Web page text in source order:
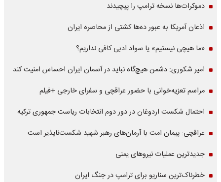
دموکرات‌ها نسخه ترامپ را پیچیدند
اذعان آمریکا به عبور ده‌ها کشتی از محاصره ایران
«ما هیچی نیستیم» یا سواد ادبی کافی نداریم؟
امیر شکوری: دشمن هیچ‌گاه نباید در آسمان ایران احساس امنیت کند
مراسم تعزیه‌خوانی با حضور عراقچی و سفرای خارجی +فیلم
احتمال شکست اردوغان در دور دوم انتخابات ریاست جمهوری ترکیه
عراقچی: پیمان امت با آرمان‌های رهبر شهید شکست‌ناپذیر است
جدیدترین عملیات نیروهای یمنی
خطرناک‌ترین سناریو برای ترامپ در جنگ ایران